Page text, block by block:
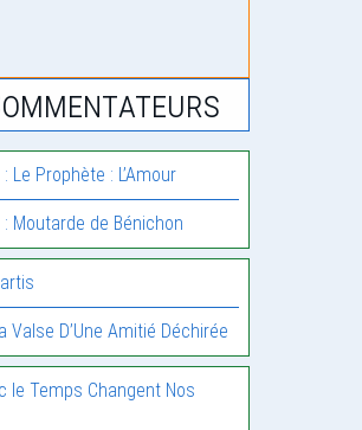
Le Prophète : L’Amour
Moutarde de Bénichon
Valse D’Une Amitié Déchirée
le Temps Changent Nos